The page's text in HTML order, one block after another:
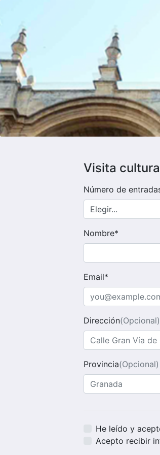
Visita
Número de
Nombre*
Email*
Dirección(Opcional)
Provincia(Opcional)
He leído y
Acepto recibir